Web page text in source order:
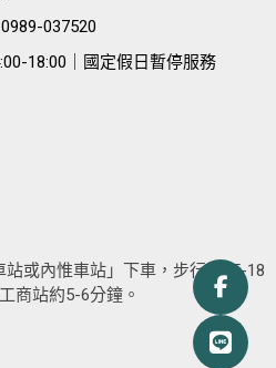
037520
18:00｜國定假日暫停服務
或內惟車站」下車，步行約15-18
商站約5-6分鐘。